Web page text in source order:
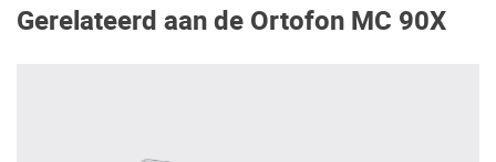
Gerelateerd aan de Ortofon MC 90X